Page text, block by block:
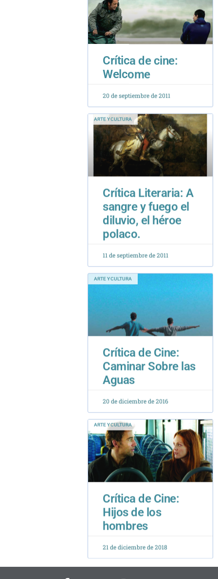
Crítica de cine:
Welcome
20 de septiembre de 2011
ARTE Y CULTURA
Crítica Literaria: A
sangre y fuego el
diluvio, el héroe
polaco.
11 de septiembre de 2011
ARTE Y CULTURA
Crítica de Cine:
Caminar Sobre las
Aguas
20 de diciembre de 2016
ARTE Y CULTURA
Crítica de Cine:
Hijos de los
hombres
21 de diciembre de 2018